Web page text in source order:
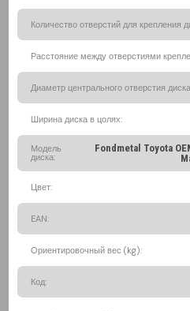
Количество отверстий для крепления
Расстояние между отверстиями
Диаметр центрального отверстия
Ширина диска в цолях:
Модель
диска:
Fondmetal Toyota
Цвет:
EAN:
Ориентировочный вес (kg):
Код: